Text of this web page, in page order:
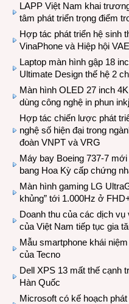
LAPP Việt Nam khai
tâm phát triển trọng điểm
Hợp tác phát triển hệ sinh
VinaPhone và Hiệp hội
Laptop màn hình gập 18
Ultimate Design thế hệ 2
Màn hình OLED 27 inch
dùng công nghệ in phun
Hợp tác chiến lược phát
nghệ số hiện đại trong
đoàn VNPT và VRG
Máy bay Boeing 737-7
bang Hoa Kỳ cấp chứng
Màn hình gaming LG
khủng” tới 1.000Hz ở
Doanh thu của các dịch
của Việt Nam tiếp tục gia
Mẫu smartphone khái
của Tecno
Dell XPS 13 mất thế cạnh
Hàn Quốc
Microsoft có kế hoạch